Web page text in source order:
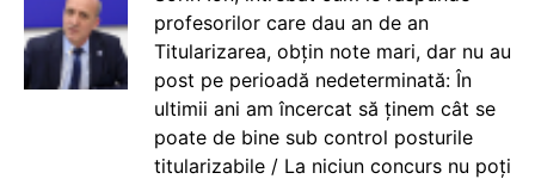
profesorilor care dau an de an
Titularizarea, obțin note mari, dar nu au
post pe perioadă nedeterminată: În
ultimii ani am încercat să ținem cât se
poate de bine sub control posturile
titularizabile / La niciun concurs nu poți